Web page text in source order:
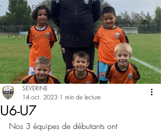
Tous les posts
FOOT ANIMATION
FOOT COMPETITION
U6-U7
SEVERINE
14 oct. 2023 1 min de lecture
Nos 3 équipes de débutants ont